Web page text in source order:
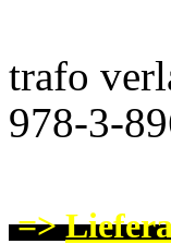
trafo
978-3-
=>